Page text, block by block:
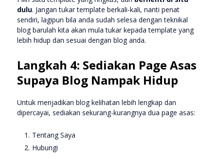
dulu. Jangan tukar template berkali-kali, nanti penat
sendiri, lagipun bila anda sudah selesa dengan teknikal
blog barulah kita akan mula tukar kepada template yang
lebih hidup dan sesuai dengan blog anda.
Langkah 4: Sediakan Page Asas
Supaya Blog Nampak Hidup
Untuk menjadikan blog kelihatan lebih lengkap dan
dipercayai, sediakan sekurang-kurangnya dua page asas:
Tentang Saya
Hubungi